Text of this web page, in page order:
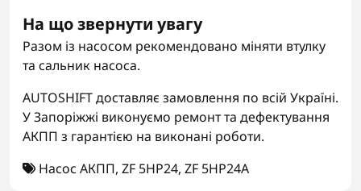
На що звернути увагу
Разом із насосом рекомендовано міняти втулку
та сальник насоса.
AUTOSHIFT доставляє замовлення по всій Україні.
У Запоріжжі виконуємо ремонт та дефектування
АКПП з гарантією на виконані роботи.
Насос АКПП, ZF 5HP24, ZF 5HP24A